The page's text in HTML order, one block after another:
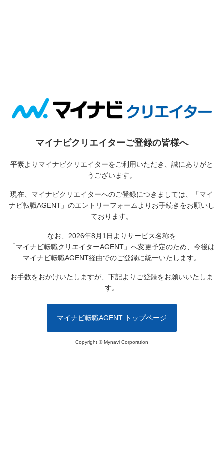
マイナビクリエイターご登録の皆様へ
平素よりマイナビクリエイターをご利用いただき、誠にありがと
うございます。
現在、マイナビクリエイターへのご登録につきましては、
「マイ
ナビ転職AGENT」のエントリーフォームよりお手続きをお願いし
ております。
なお、2026年8月1日よりサービス名称を
「マイナビ転職クリエイターAGENT」へ変更予定のため、 今後は
マイナビ転職AGENT経由でのご登録に統一いたします。
お手数をおかけいたしますが、下記よりご登録をお願いいたしま
す。
マイナビ転職AGENT トップページ
Copyright © Mynavi Corporation